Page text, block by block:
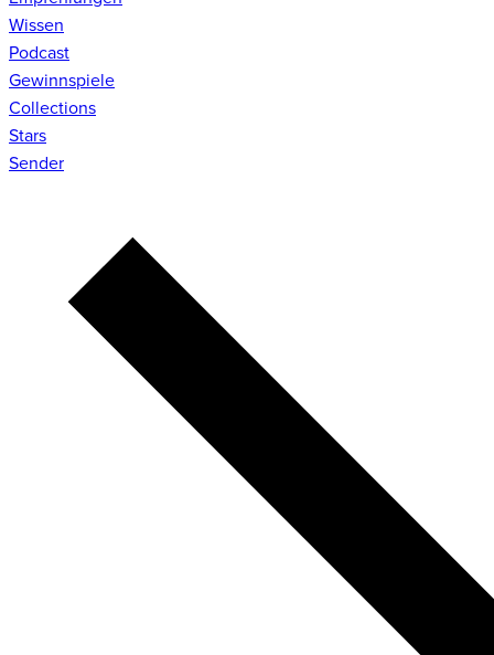
Wissen
Podcast
Gewinnspiele
Collections
Stars
Sender